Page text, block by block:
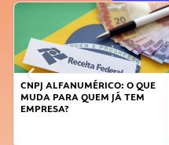
DICAS PARA OBTER CRÉDITO